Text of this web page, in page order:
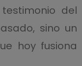
del
sino un
hoy fusiona